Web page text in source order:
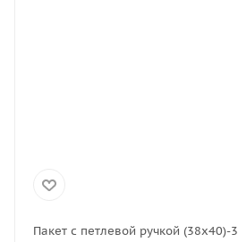
Пакет с петлевой ручкой